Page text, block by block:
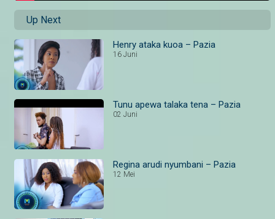
Up Next
Henry ataka kuoa – Pazia
16 Juni
Tunu apewa talaka tena – Pazia
02 Juni
Regina arudi nyumbani – Pazia
12 Mei